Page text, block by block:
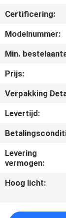
NEEM
CONTACT
MET
ONS
EEN
OFFERTE
Certificering:
Modelnummer:
Min.
Prijs:
Verpakking
Levertijd:
Levering
vermogen:
Hoog licht: